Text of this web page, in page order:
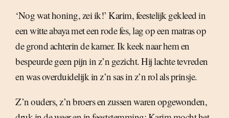
‘Nog wat honing, zei ik!’ Karim, feestelijk gekleed in
een witte abaya met een rode fes, lag op een matras op
de grond achterin de kamer. Ik keek naar hem en
bespeurde geen pijn in z’n gezicht. Hij lachte tevreden
en was overduidelijk in z’n sas in z’n rol als prinsje.
Z’n ouders, z’n broers en zussen waren opgewonden,